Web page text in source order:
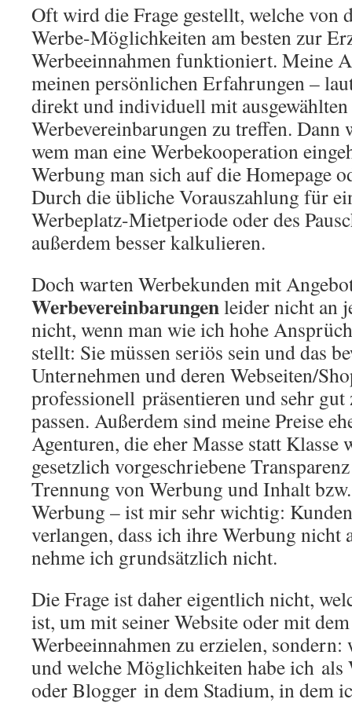
Oft wird die Frage gestellt, welche von
Werbe-Möglichkeiten am besten zur
Werbeeinnahmen funktioniert. Meine
meinen persönlichen Erfahrungen –
direkt und individuell mit
Werbevereinbarungen zu treffen.
wem man eine Werbekooperation
Werbung man sich auf die Homepage
Durch die übliche Vorauszahlung für
Werbeplatz-Mietperiode oder des
außerdem besser kalkulieren.
Doch warten Werbekunden mit
Werbevereinbarungenleider nicht an
nicht, wenn man wie ich hohe
stellt: Sie müssen seriös sein und das
Unternehmen und deren Webseiten/
professionell präsentieren und sehr gut
passen. Außerdem sind meine Preise
Agenturen, die eher Masse statt Klasse
gesetzlich vorgeschriebene
Trennung von Werbung und Inhalt
Werbung – ist mir sehr wichtig:
verlangen, dass ich ihre Werbung nicht
nehme ich grundsätzlich nicht.
Die Frage ist daher eigentlich nicht,
ist, um mit seiner Website oder mit
Werbeeinnahmen zu erzielen, sondern:
und welche Möglichkeiten habe ich als
oder Blogger in dem Stadium, in dem